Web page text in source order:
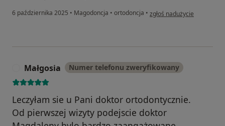
6 października 2025 • Magodoncja • ortodoncja • w opinii użytkownika
zgłoś nadużycie
Małgosia Numer telefonu zweryfikowany
Leczyłam sie u Pani doktor ortodontycznie.
Od pierwszej wizyty podejscie doktor